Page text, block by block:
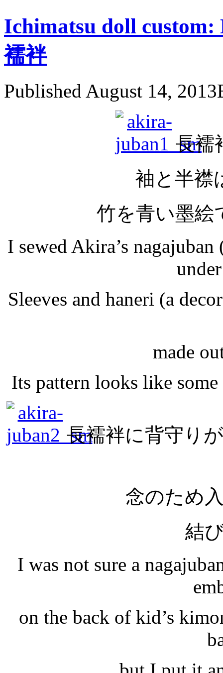
Ichimatsu doll
襦袢
Published August 14, 2013
長襦
袖と半襟
竹を青い墨絵
I sewed Akira’s
Sleeves and haneri (a
made
Its pattern looks like
長襦袢に背守り
念のため
結
I was not sure a
on the back of kid’s